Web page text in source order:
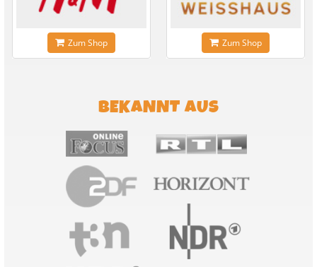
Zum Shop Zum Shop
BEKANNT AUS